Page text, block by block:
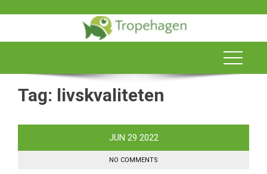
Tag: livskvaliteten
JUN 29 2022
NO COMMENTS